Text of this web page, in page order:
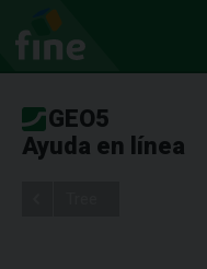
GEO5
Ayuda en línea